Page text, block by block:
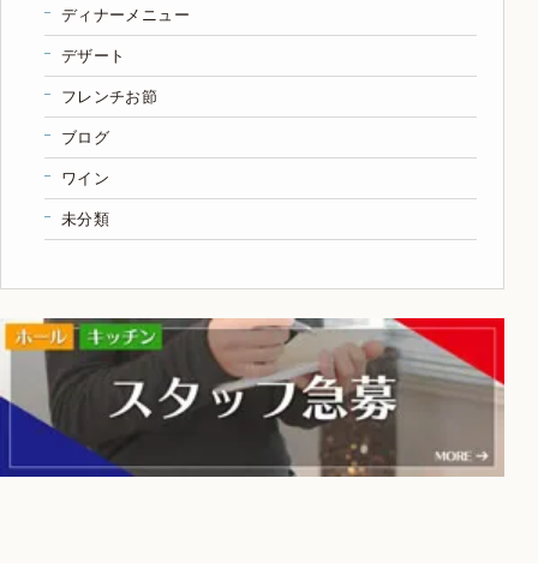
ディナーメニュー
デザート
フレンチお節
ブログ
ワイン
未分類